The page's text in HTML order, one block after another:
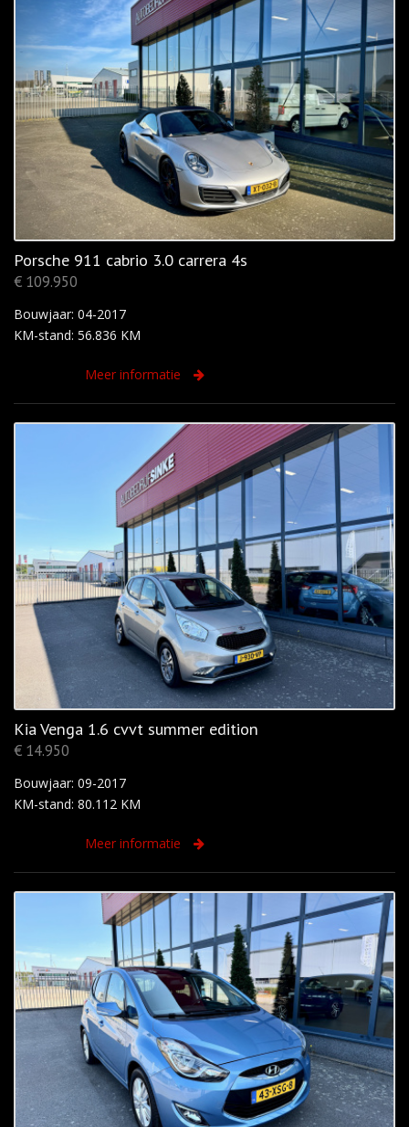
Porsche 911 cabrio 3.0 carrera 4s
€ 109.950
Bouwjaar: 04-2017
KM-stand: 56.836 KM
Meer informatie
Kia Venga 1.6 cvvt summer edition
€ 14.950
Bouwjaar: 09-2017
KM-stand: 80.112 KM
Meer informatie